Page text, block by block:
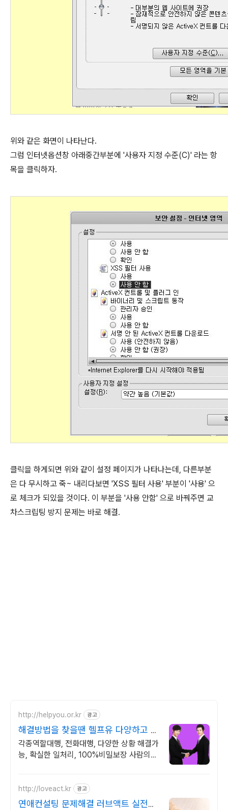
위와 같은 화면이 나타난다.
그럼 인터넷옵션창 아래중간부분에 '사용자 지정 수준(C)' 라는 항
목을 클릭하자.
클릭을 하게되면 위와 같이 설정 페이지가 나타나는데, 다른부분
은 다 무시하고 죽~ 내리다보면 'XSS 필터 사용' 부분이 '사용' 으
로 체크가 되있을 것이다. 이 부분을 '사용 안함' 으로 바꿔주면 교
차스크립팅 방지 문제는 바로 해결.
http://helpyou.or.kr 광고
해결방법을 찾을땐 헬프유 다양하고 어
려운 상황해결가능
각종역할대행, 전화대행, 다양한 상황 해결가
능, 확실한 일처리, 100%비밀보장 사람의
http://loveact.kr 광고
연애컨설팅 문제해결 러브액트 실전경